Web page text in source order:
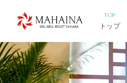
TOP
トップ